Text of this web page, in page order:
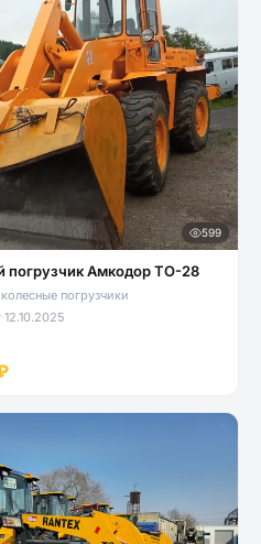
599
погрузчик Амкодор ТО-28
погрузчики
·12.10.2025